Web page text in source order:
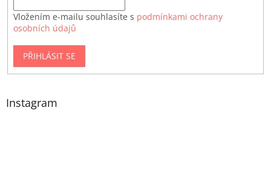
Vložením e-mailu souhlasíte s podmínkami ochrany
osobních údajů
PŘIHLÁSIT SE
Instagram